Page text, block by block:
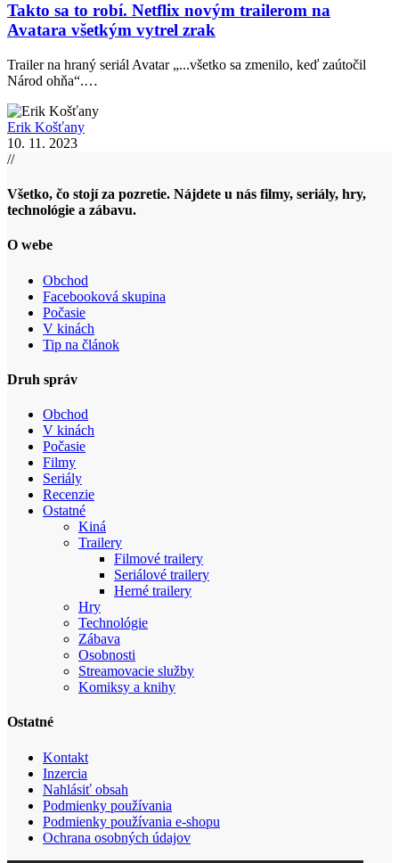
Takto sa to robí. Netflix novým trailerom na
Avatara všetkým vytrel zrak
Trailer na hraný seriál Avatar „...všetko sa zmenilo, keď zaútočil
Národ ohňa“.…
Erik Košťany
10. 11. 2023
//
Všetko, čo stojí za pozretie. Nájdete u nás filmy, seriály, hry,
technológie a zábavu.
O webe
Obchod
Facebooková skupina
Počasie
V kinách
Tip na článok
Druh správ
Obchod
V kinách
Počasie
Filmy
Seriály
Recenzie
Ostatné
Kiná
Trailery
Filmové trailery
Seriálové trailery
Herné trailery
Hry
Technológie
Zábava
Osobnosti
Streamovacie služby
Komiksy a knihy
Ostatné
Kontakt
Inzercia
Nahlásiť obsah
Podmienky používania
Podmienky používania e-shopu
Ochrana osobných údajov